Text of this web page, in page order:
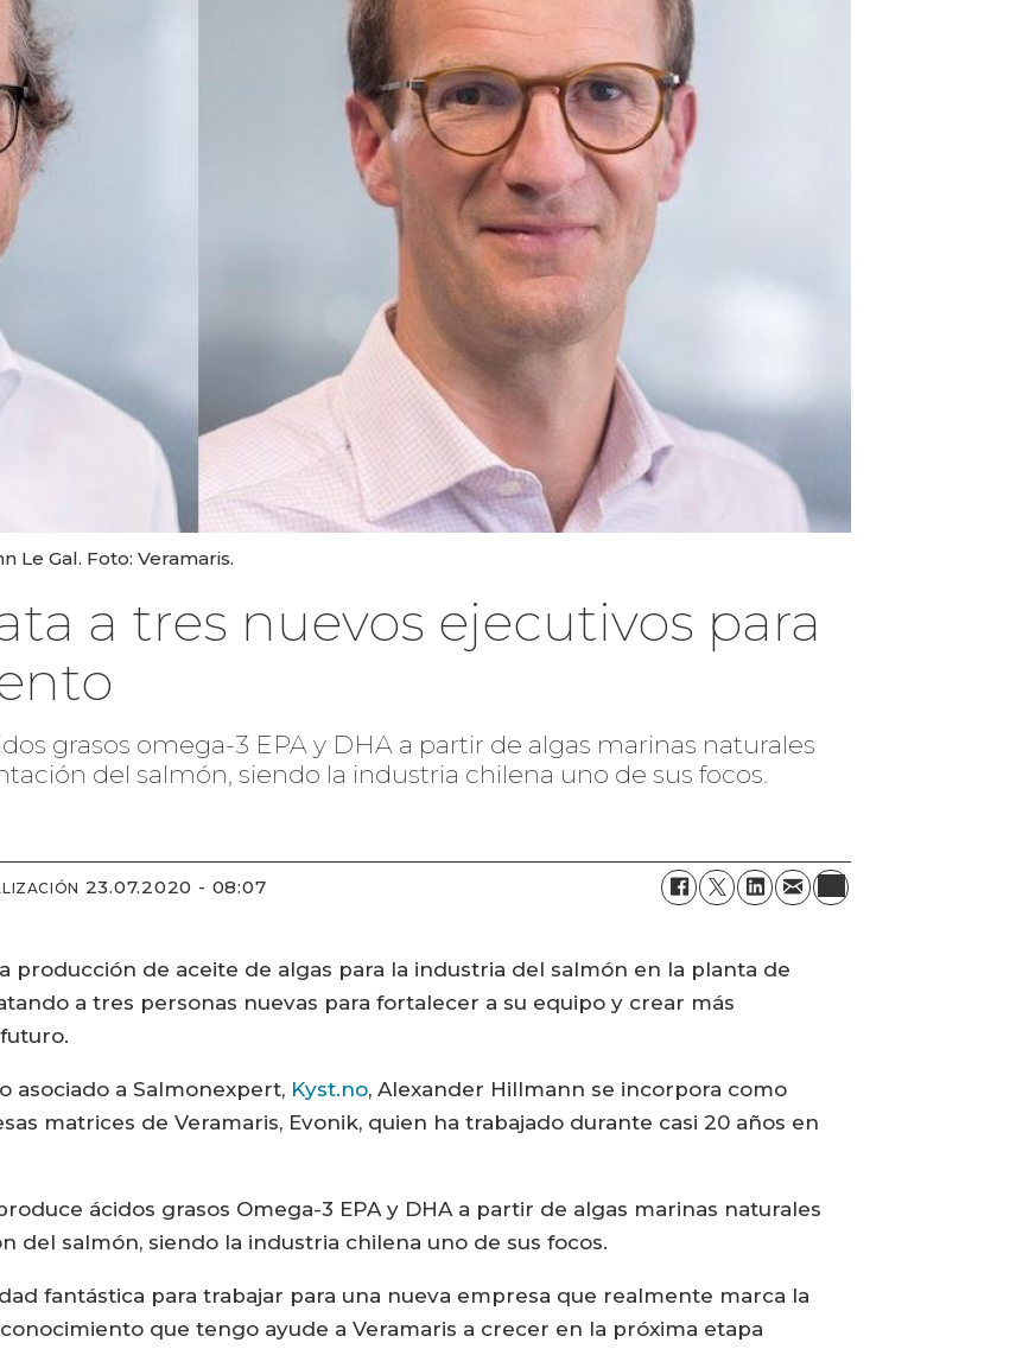
Le Gal. Foto: Veramaris.
a tres nuevos ejecutivos para
grasos omega-3 EPA y DHA a partir de algas marinas naturales
del salmón, siendo la industria chilena uno de sus focos.
23.07.2020 - 08:07
producción de aceite de algas para la industria del salmón en la planta de
a tres personas nuevas para fortalecer a su equipo y crear más
asociado a Salmonexpert, Kyst.no, Alexander Hillmann se incorpora como
matrices de Veramaris, Evonik, quien ha trabajado durante casi 20 años en
ácidos grasos Omega-3 EPA y DHA a partir de algas marinas naturales
del salmón, siendo la industria chilena uno de sus focos.
fantástica para trabajar para una nueva empresa que realmente marca la
que tengo ayude a Veramaris a crecer en la próxima etapa